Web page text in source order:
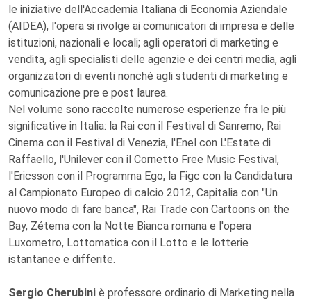
le iniziative dell'Accademia Italiana di Economia Aziendale
(AIDEA), l'opera si rivolge ai comunicatori di impresa e delle
istituzioni, nazionali e locali; agli operatori di marketing e
vendita, agli specialisti delle agenzie e dei centri media, agli
organizzatori di eventi nonché agli studenti di marketing e
comunicazione pre e post laurea.
Nel volume sono raccolte numerose esperienze fra le più
significative in Italia: la Rai con il Festival di Sanremo, Rai
Cinema con il Festival di Venezia, l'Enel con L'Estate di
Raffaello, l'Unilever con il Cornetto Free Music Festival,
l'Ericsson con il Programma Ego, la Figc con la Candidatura
al Campionato Europeo di calcio 2012, Capitalia con "Un
nuovo modo di fare banca", Rai Trade con Cartoons on the
Bay, Zétema con la Notte Bianca romana e l'opera
Luxometro, Lottomatica con il Lotto e le lotterie
istantanee e differite.
Sergio Cherubini è professore ordinario di Marketing nella